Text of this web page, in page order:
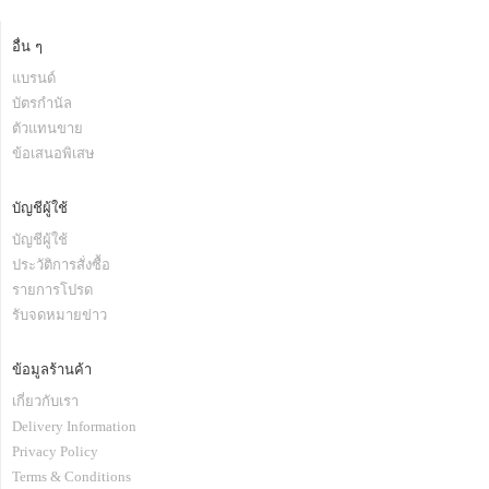
อื่น ๆ
แบรนด์
บัตรกำนัล
ตัวแทนขาย
ข้อเสนอพิเสษ
บัญชีผู้ใช้
บัญชีผู้ใช้
ประวัติการสั่งซื้อ
รายการโปรด
รับจดหมายข่าว
ข้อมูลร้านค้า
เกี่ยวกับเรา
Delivery Information
Privacy Policy
Terms & Conditions